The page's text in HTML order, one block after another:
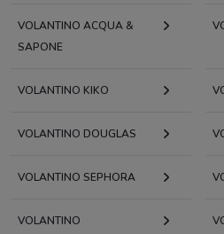
VOLANTINO ACQUA &
SAPONE
VOLANTINO KIKO
VOLANTINO DOUGLAS
VOLANTINO SEPHORA
VOLANTINO